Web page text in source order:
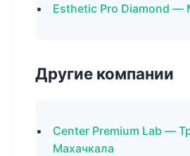
Esthetic Pro Diamond —
Другие компании
Center Premium Lab —
Махачкала